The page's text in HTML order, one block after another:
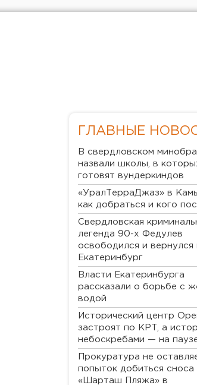
ГЛАВНЫЕ
В свердловском
назвали школы, в
готовят вундеркиндов
«УралТерраДжаз» в
как добраться и кого
Свердловская
легенда 90-х Федулев
освободился и вернулся
Екатеринбург
Власти Екатеринбурга
рассказали о борьбе с
водой
Исторический центр
застроят по КРТ, а
небоскребами — на
Прокуратура не
попыток добиться сноса
«Шарташ Пляжа» в